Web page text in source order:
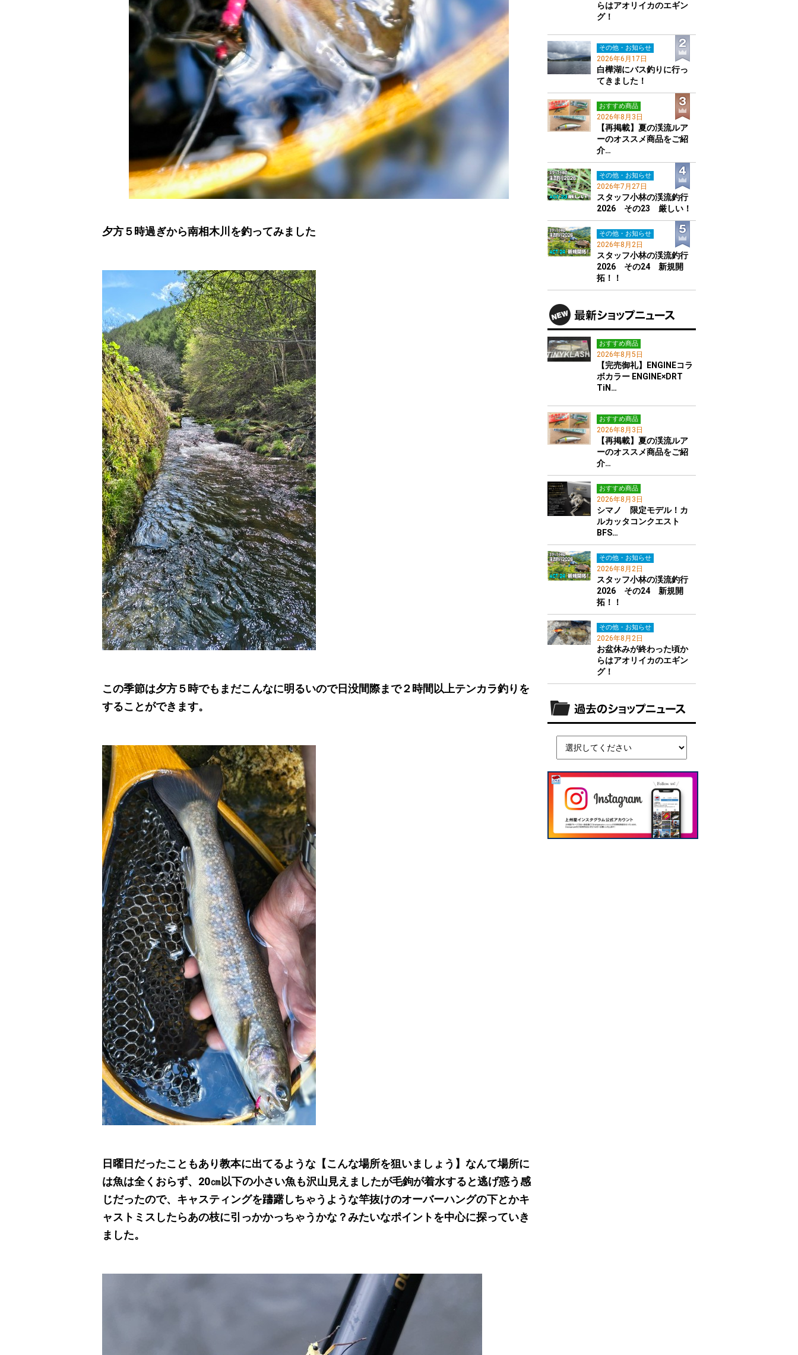
夕方５時過ぎから南相木川を釣ってみました
この季節は夕方５時でもまだこんなに明るいので日没間際まで２時間以上テンカラ釣りを
することができます。
日曜日だったこともあり教本に出てるような【こんな場所を狙いましょう】なんて場所に
は魚は全くおらず、20㎝以下の小さい魚も沢山見えましたが毛鉤が着水すると逃げ惑う感
じだったので、キャスティングを躊躇しちゃうような竿抜けのオーバーハングの下とかキ
ャストミスしたらあの枝に引っかかっちゃうかな？みたいなポイントを中心に探っていき
ました。
らはアオリイカのエギン
グ！
その他・お知らせ
2026年6月17日
白樺湖にバス釣りに行っ
てきました！
おすすめ商品
2026年8月3日
【再掲載】夏の渓流ルア
ーのオススメ商品をご紹
介…
その他・お知らせ
2026年7月27日
スタッフ小林の渓流釣行
2026 その23 厳しい！
その他・お知らせ
2026年8月2日
スタッフ小林の渓流釣行
2026 その24 新規開
拓！！
おすすめ商品
2026年8月5日
【完売御礼】ENGINEコラ
ボカラー ENGINE×DRT
TiN…
おすすめ商品
2026年8月3日
【再掲載】夏の渓流ルア
ーのオススメ商品をご紹
介…
おすすめ商品
2026年8月3日
シマノ 限定モデル！カ
ルカッタコンクエスト
BFS…
その他・お知らせ
2026年8月2日
スタッフ小林の渓流釣行
2026 その24 新規開
拓！！
その他・お知らせ
2026年8月2日
お盆休みが終わった頃か
らはアオリイカのエギン
グ！